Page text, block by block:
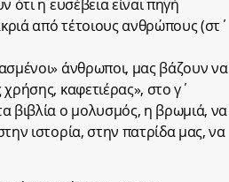
ότι η ευσέβεια είναι πηγή
από τέτοιους ανθρώπους (στ΄
άνθρωποι, μας βάζουν να
καφετιέρας», στο γ΄
βιβλία ο μολυσμός, η βρωμιά, να
ιστορία, στην πατρίδα μας, να